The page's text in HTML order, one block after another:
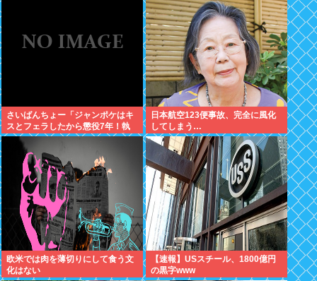
さいばんちょー「ジャンポケはキ
スとフェラしたから懲役7年！執
行猶予なし！」←殺人並みに重く
日本航空123便事故、完全に風化
してしまう…
欧米では肉を薄切りにして食う文
化はない
【速報】USスチール、1800億円
の黒字www